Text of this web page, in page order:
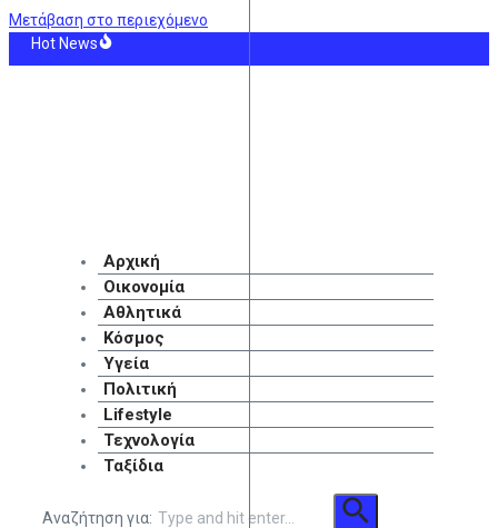
Μετάβαση στο περιεχόμενο
Hot News
Αρχική
Οικονομία
Αθλητικά
Κόσμος
Υγεία
Πολιτική
Lifestyle
Τεχνολογία
Ταξίδια
Αναζήτηση για: